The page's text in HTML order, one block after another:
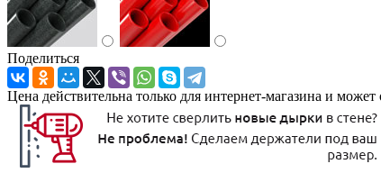
Поделиться
Цена действительна только для интернет-магазина и